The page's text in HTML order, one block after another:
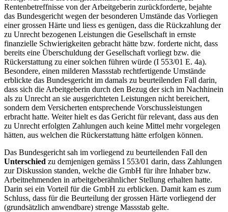
Rentenbetreffnisse von der Arbeitgeberin zurückforderte, bejahte
das Bundesgericht wegen der besonderen Umstände das Vorliegen
einer grossen Härte und liess es genügen, dass die Rückzahlung der
zu Unrecht bezogenen Leistungen die Gesellschaft in ernste
finanzielle Schwierigkeiten gebracht hätte bzw. forderte nicht, dass
bereits eine Überschuldung der Gesellschaft vorliegt bzw. die
Rückerstattung zu einer solchen führen würde (I 553/01 E. 4a).
Besondere, einen milderen Massstab rechtfertigende Umstände
erblickte das Bundesgericht im damals zu beurteilenden Fall darin,
dass sich die Arbeitgeberin durch den Bezug der sich im Nachhinein
als zu Unrecht an sie ausgerichteten Leistungen nicht bereichert,
sondern dem Versicherten entsprechende Vorschussleistungen
erbracht hatte. Weiter hielt es das Gericht für relevant, dass aus den
zu Unrecht erfolgten Zahlungen auch keine Mittel mehr vorgelegen
hätten, aus welchen die Rückerstattung hätte erfolgen können.
Das Bundesgericht sah im vorliegend zu beurteilenden Fall den
Unterschied zu demjenigen gemäss I 553/01 darin, dass Zahlungen
zur Diskussion standen, welche die GmbH für ihre Inhaber bzw.
Arbeitnehmenden in arbeitgeberähnlicher Stellung erhalten hatte.
Darin sei ein Vorteil für die GmbH zu erblicken. Damit kam es zum
Schluss, dass für die Beurteilung der grossen Härte vorliegend der
(grundsätzlich anwendbare) strenge Massstab gelte.